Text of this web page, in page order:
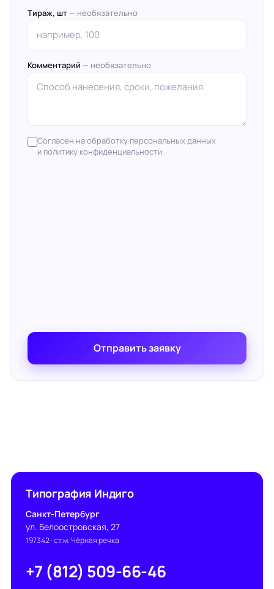
Тираж, шт — необязательно
Комментарий — необязательно
Согласен на обработку персональных данных
и политику конфиденциальности.
Отправить заявку
Типография Индиго
Санкт-Петербург
ул. Белоостровская, 27
197342· ст.м. Чёрная речка
+7 (812) 509-66-46